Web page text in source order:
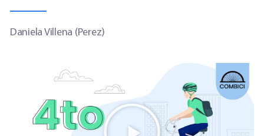
Daniela Villena (Perez)